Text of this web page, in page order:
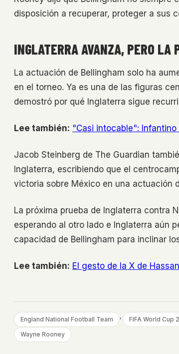
disposición a recuperar, proteger a sus
INGLATERRA AVANZA, PERO LA
La actuación de Bellingham solo ha
en el torneo. Ya es una de las figuras
demostró por qué Inglaterra sigue
Lee también: "Casi intocable":
Jacob Steinberg de The Guardian
Inglaterra, escribiendo que el
victoria sobre México en una actuación
La próxima prueba de Inglaterra contra
esperando al otro lado e Inglaterra aún
capacidad de Bellingham para inclinar
Lee también: El gesto de la X de
England National Football Team , FIFA World Cup
Wayne Rooney